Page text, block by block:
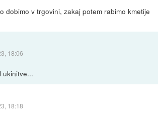
dobimo v trgovini, zakaj potem rabimo kmetije
18:06
ukinitve...
18:18